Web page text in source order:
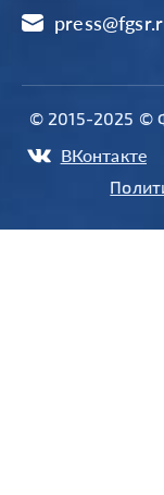
© 2015-2025 ©
ВКонтакте